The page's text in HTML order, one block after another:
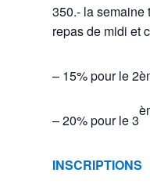
350.- la semaine
repas de midi et
– 15% pour le
– 20% pour le 3
INSCRIPTIONS